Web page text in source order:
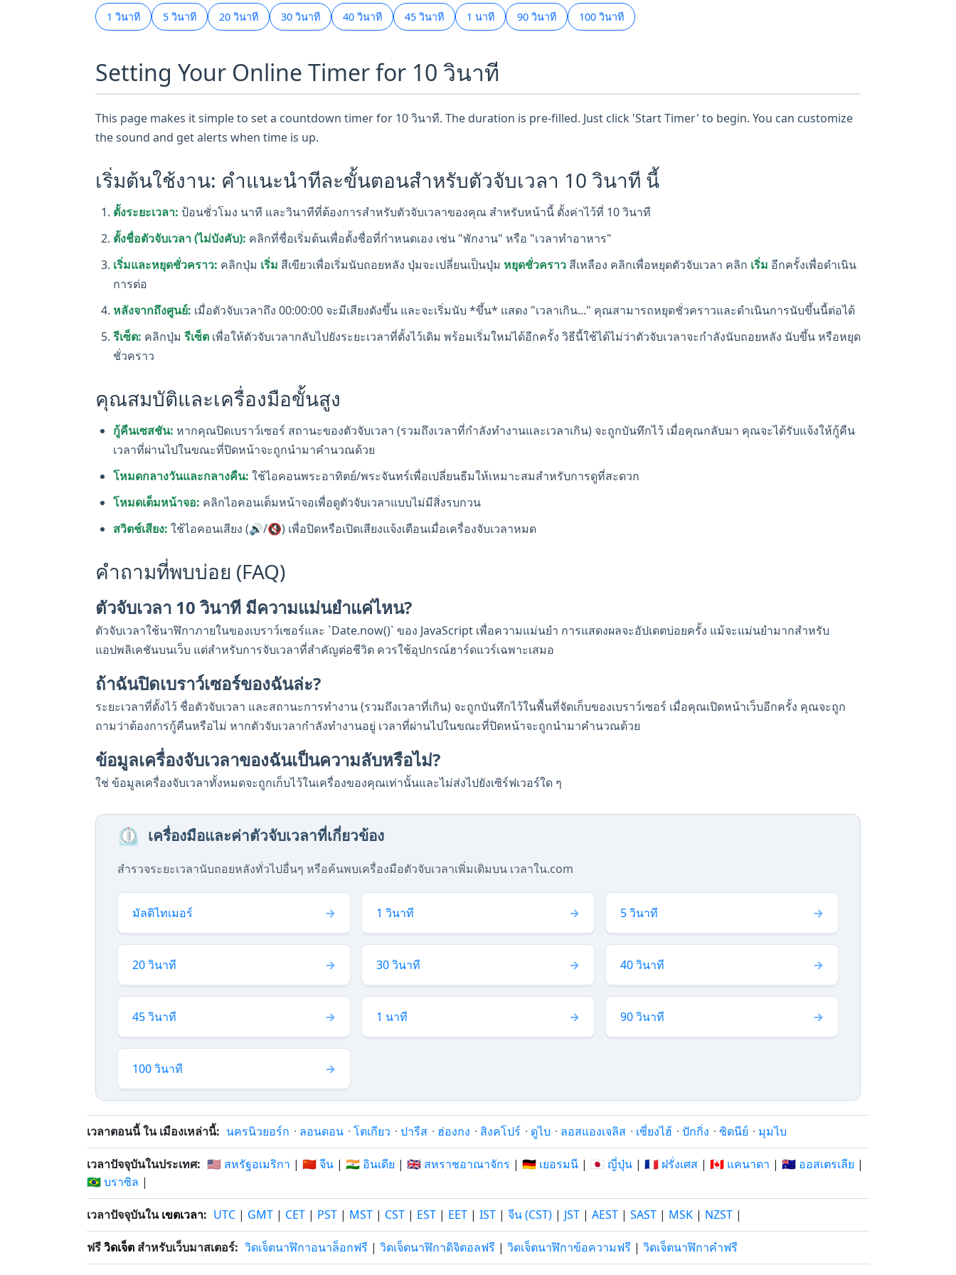
1 วินาที 5 วินาที 20 วินาที 30 วินาที 40 วินาที 45 วินาที 1 นาที 90 วินาที 100 วินาที
Setting Your Online Timer for 10 วินาที
This page makes it simple to set a countdown timer for 10 วินาที. The duration is pre-filled. Just click 'Start Timer' to begin. You can customize
the sound and get alerts when time is up.
เริ่มต้นใช้งาน: คำแนะนำทีละขั้นตอนสำหรับตัวจับเวลา 10 วินาที นี้
ตั้งระยะเวลา: ป้อนชั่วโมง นาที และวินาทีที่ต้องการสำหรับตัวจับเวลาของคุณ สำหรับหน้านี้ ตั้งค่าไว้ที่ 10 วินาที
ตั้งชื่อตัวจับเวลา (ไม่บังคับ): คลิกที่ชื่อเริ่มต้นเพื่อตั้งชื่อที่กำหนดเอง เช่น "พักงาน" หรือ "เวลาทำอาหาร"
เริ่มและหยุดชั่วคราว: คลิกปุ่ม เริ่ม สีเขียวเพื่อเริ่มนับถอยหลัง ปุ่มจะเปลี่ยนเป็นปุ่ม หยุดชั่วคราว สีเหลือง คลิกเพื่อหยุดตัวจับเวลา คลิก เริ่ม อีกครั้งเพื่อดำเนิน
การต่อ
หลังจากถึงศูนย์: เมื่อตัวจับเวลาถึง 00:00:00 จะมีเสียงดังขึ้น และจะเริ่มนับ *ขึ้น* แสดง "เวลาเกิน..." คุณสามารถหยุดชั่วคราวและดำเนินการนับขึ้นนี้ต่อได้
รีเซ็ต: คลิกปุ่ม รีเซ็ต เพื่อให้ตัวจับเวลากลับไปยังระยะเวลาที่ตั้งไว้เดิม พร้อมเริ่มใหม่ได้อีกครั้ง วิธีนี้ใช้ได้ไม่ว่าตัวจับเวลาจะกำลังนับถอยหลัง นับขึ้น หรือหยุด
ชั่วคราว
คุณสมบัติและเครื่องมือขั้นสูง
กู้คืนเซสชัน: หากคุณปิดเบราว์เซอร์ สถานะของตัวจับเวลา (รวมถึงเวลาที่กำลังทำงานและเวลาเกิน) จะถูกบันทึกไว้ เมื่อคุณกลับมา คุณจะได้รับแจ้งให้กู้คืน
เวลาที่ผ่านไปในขณะที่ปิดหน้าจะถูกนำมาคำนวณด้วย
โหมดกลางวันและกลางคืน: ใช้ไอคอนพระอาทิตย์/พระจันทร์เพื่อเปลี่ยนธีมให้เหมาะสมสำหรับการดูที่สะดวก
โหมดเต็มหน้าจอ: คลิกไอคอนเต็มหน้าจอเพื่อดูตัวจับเวลาแบบไม่มีสิ่งรบกวน
สวิตช์เสียง: ใช้ไอคอนเสียง (🔊/🔇) เพื่อปิดหรือเปิดเสียงแจ้งเตือนเมื่อเครื่องจับเวลาหมด
คำถามที่พบบ่อย (FAQ)
ตัวจับเวลา 10 วินาที มีความแม่นยำแค่ไหน?
ตัวจับเวลาใช้นาฬิกาภายในของเบราว์เซอร์และ `Date.now()` ของ JavaScript เพื่อความแม่นยำ การแสดงผลจะอัปเดตบ่อยครั้ง แม้จะแม่นยำมากสำหรับ
แอปพลิเคชันบนเว็บ แต่สำหรับการจับเวลาที่สำคัญต่อชีวิต ควรใช้อุปกรณ์ฮาร์ดแวร์เฉพาะเสมอ
ถ้าฉันปิดเบราว์เซอร์ของฉันล่ะ?
ระยะเวลาที่ตั้งไว้ ชื่อตัวจับเวลา และสถานะการทำงาน (รวมถึงเวลาที่เกิน) จะถูกบันทึกไว้ในพื้นที่จัดเก็บของเบราว์เซอร์ เมื่อคุณเปิดหน้าเว็บอีกครั้ง คุณจะถูก
ถามว่าต้องการกู้คืนหรือไม่ หากตัวจับเวลากำลังทำงานอยู่ เวลาที่ผ่านไปในขณะที่ปิดหน้าจะถูกนำมาคำนวณด้วย
ข้อมูลเครื่องจับเวลาของฉันเป็นความลับหรือไม่?
ใช่ ข้อมูลเครื่องจับเวลาทั้งหมดจะถูกเก็บไว้ในเครื่องของคุณเท่านั้นและไม่ส่งไปยังเซิร์ฟเวอร์ใด ๆ
⏲️ เครื่องมือและค่าตัวจับเวลาที่เกี่ยวข้อง
สำรวจระยะเวลานับถอยหลังทั่วไปอื่นๆ หรือค้นพบเครื่องมือตัวจับเวลาเพิ่มเติมบน เวลาใน.com
มัลติไทเมอร์ 1 วินาที 5 วินาที
20 วินาที 30 วินาที 40 วินาที
45 วินาที 1 นาที 90 วินาที
100 วินาที
เวลาตอนนี้ ใน เมืองเหล่านี้: นครนิวยอร์ก · ลอนดอน · โตเกียว · ปารีส · ฮ่องกง · สิงคโปร์ · ดูไบ · ลอสแองเจลิส · เซี่ยงไฮ้ · ปักกิ่ง · ซิดนีย์ · มุมไบ
เวลาปัจจุบันในประเทศ: 🇺🇸 สหรัฐอเมริกา | 🇨🇳 จีน | 🇮🇳 อินเดีย | 🇬🇧 สหราชอาณาจักร | 🇩🇪 เยอรมนี | 🇯🇵 ญี่ปุ่น | 🇫🇷 ฝรั่งเศส | 🇨🇦 แคนาดา | 🇦🇺 ออสเตรเลีย |
🇧🇷 บราซิล |
เวลาปัจจุบันในเขตเวลา: UTC | GMT | CET | PST | MST | CST | EST | EET | IST | จีน (CST) | JST | AEST | SAST | MSK | NZST |
ฟรีวิดเจ็ต สำหรับเว็บมาสเตอร์: วิดเจ็ตนาฬิกาอนาล็อกฟรี | วิดเจ็ตนาฬิกาดิจิตอลฟรี | วิดเจ็ตนาฬิกาข้อความฟรี | วิดเจ็ตนาฬิกาคำฟรี